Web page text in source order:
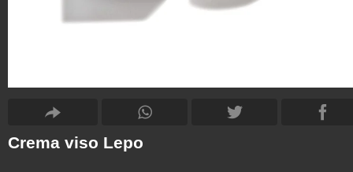
Crema viso Lepo